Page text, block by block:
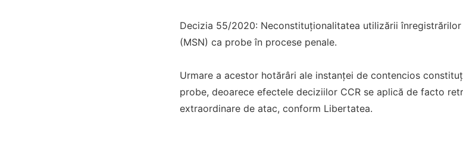
Decizia 55/2020: Neconstituționalitatea utilizării
(MSN) ca probe în procese penale.
Urmare a acestor hotărâri ale instanței de contencios
probe, deoarece efectele deciziilor CCR se aplică de facto
extraordinare de atac, conform Libertatea.